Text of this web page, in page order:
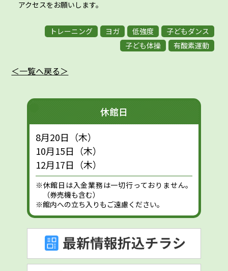
アクセスをお願いします。
トレーニング ヨガ 低強度
子どもダンス
子ども体操
有酸素運動
＜一覧へ戻る＞
休館日
8月20日（木）
10月15日（木）
12月17日（木）
※休館日は入金業務は一切行っておりません。
（券売機も含む）
※館内への立ち入りもご遠慮ください。